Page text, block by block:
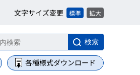
文字サイズ変更 標準 拡大
検索
各種様式ダウンロード